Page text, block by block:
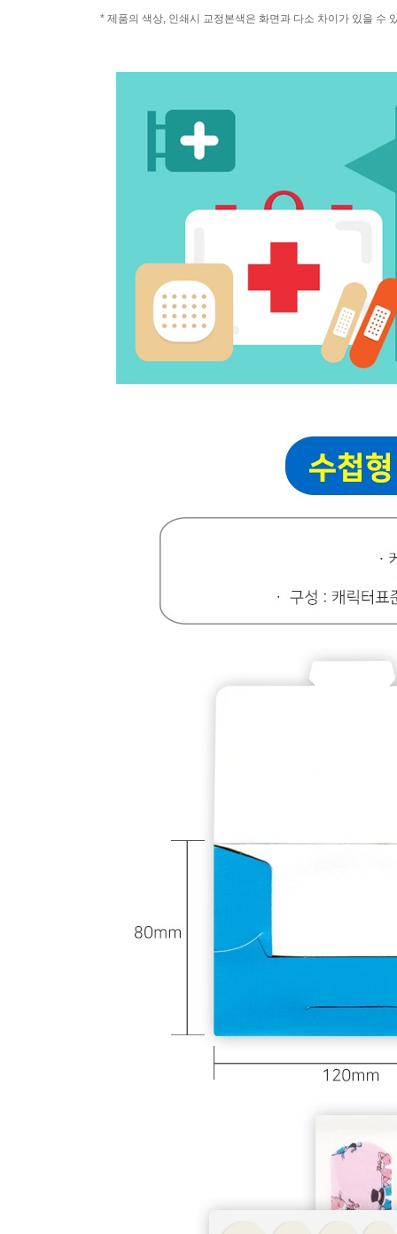
* 제품의 색상, 인쇄시 교정본색은 화면과 다소 차이가 있을 수